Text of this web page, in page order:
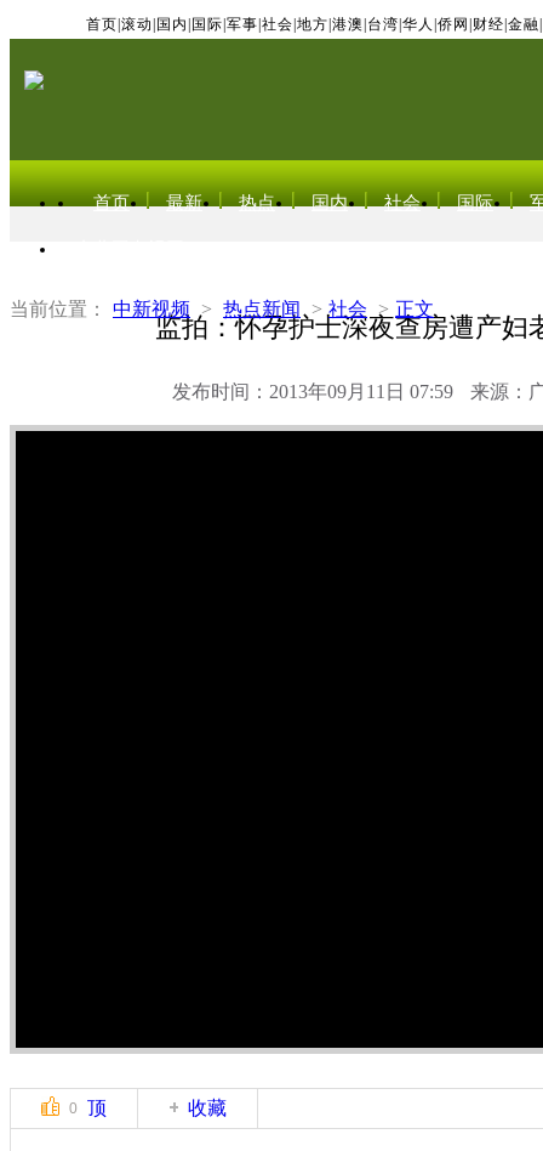
首页 滚动 国内 国际 军事 社会 地方 港澳 台湾 华人 侨网 财经 金融
首页 最新 热点 国内 社会 国际
当前位置： 中新视频 > 热点新闻 > 社会 > 正文
监拍：怀孕护士深夜查房遭产妇
发布时间：2013年09月11日 07:59 来源：
0 顶 收藏